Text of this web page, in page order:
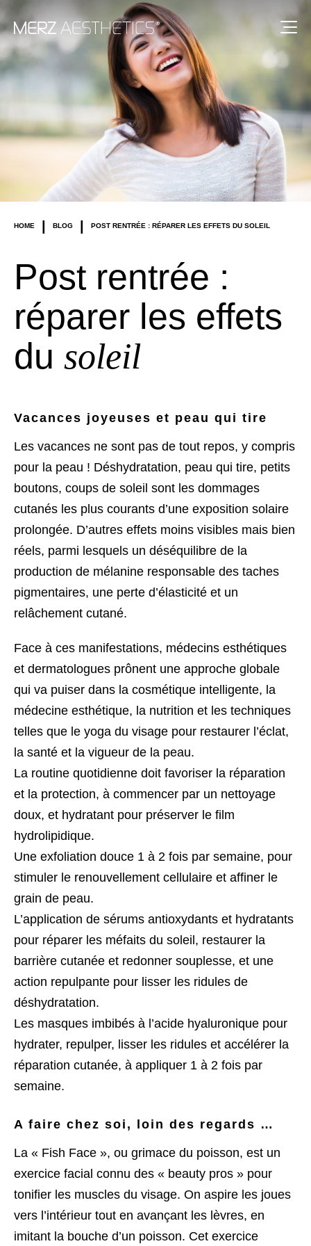
HOME BLOG POST RENTRÉE : RÉPARER LES EFFETS DU SOLEIL
Post rentrée :
réparer les effets
du soleil
Vacances joyeuses et peau qui tire
Les vacances ne sont pas de tout repos, y compris
pour la peau ! Déshydratation, peau qui tire, petits
boutons, coups de soleil sont les dommages
cutanés les plus courants d’une exposition solaire
prolongée. D’autres effets moins visibles mais bien
réels, parmi lesquels un déséquilibre de la
production de mélanine responsable des taches
pigmentaires, une perte d’élasticité et un
relâchement cutané.
Face à ces manifestations, médecins esthétiques
et dermatologues prônent une approche globale
qui va puiser dans la cosmétique intelligente, la
médecine esthétique, la nutrition et les techniques
telles que le yoga du visage pour restaurer l’éclat,
la santé et la vigueur de la peau.
La routine quotidienne doit favoriser la réparation
et la protection, à commencer par un nettoyage
doux, et hydratant pour préserver le film
hydrolipidique.
Une exfoliation douce 1 à 2 fois par semaine, pour
stimuler le renouvellement cellulaire et affiner le
grain de peau.
L’application de sérums antioxydants et hydratants
pour réparer les méfaits du soleil, restaurer la
barrière cutanée et redonner souplesse, et une
action repulpante pour lisser les ridules de
déshydratation.
Les masques imbibés à l’acide hyaluronique pour
hydrater, repulper, lisser les ridules et accélérer la
réparation cutanée, à appliquer 1 à 2 fois par
semaine.
A faire chez soi, loin des regards …
La « Fish Face », ou grimace du poisson, est un
exercice facial connu des « beauty pros » pour
tonifier les muscles du visage. On aspire les joues
vers l’intérieur tout en avançant les lèvres, en
imitant la bouche d’un poisson. Cet exercice